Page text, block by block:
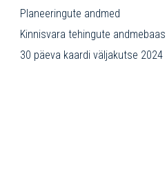
Planeeringute andmed
Kinnisvara tehingute andmebaas
30 päeva kaardi väljakutse 2024